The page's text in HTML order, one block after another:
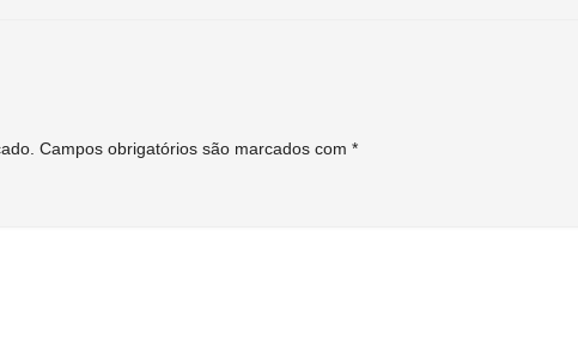
Campos obrigatórios são marcados com *